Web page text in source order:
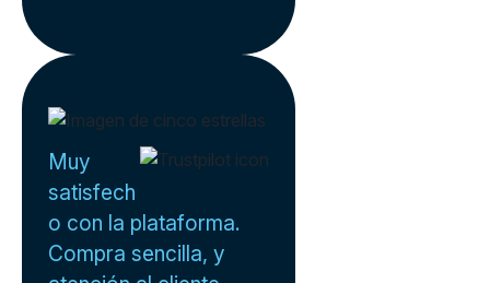
Muy
satisfech
o con la plataforma.
Compra sencilla, y